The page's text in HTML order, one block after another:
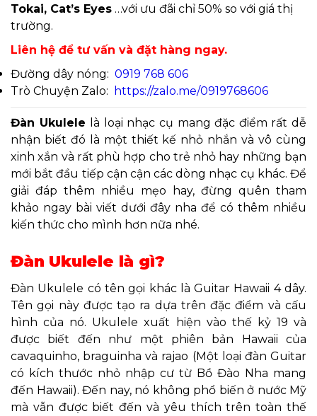
Tokai, Cat’s Eyes …với ưu đãi chỉ 50% so với giá thị
trường.
Liên hệ để tư vấn và đặt hàng ngay.
Đường dây nóng: 0919 768 606
Trò Chuyện Zalo:
https://zalo.me/0919768606
Đàn Ukulele
là loại nhạc cụ mang đặc điểm rất dễ
nhận biết đó là một thiết kế nhỏ nhắn và vô cùng
xinh xắn và rất phù hợp cho trẻ nhỏ hay những bạn
mới bắt đầu tiếp cận cận các dòng nhạc cụ khác. Để
giải đáp thêm nhiều mẹo hay, đừng quên tham
khảo ngay bài viết dưới đây nha để có thêm nhiều
kiến ​​thức cho mình hơn nữa nhé.
Đàn Ukulele là gì?
Đàn Ukulele có tên gọi khác là Guitar Hawaii 4 dây.
Tên gọi này được tạo ra dựa trên đặc điểm và cấu
hình của nó. Ukulele xuất hiện vào thế kỷ 19 và
được biết đến như một phiên bản Hawaii của
cavaquinho, braguinha và rajao (Một loại đàn Guitar
có kích thước nhỏ nhập cư từ Bồ Đào Nha mang
đến Hawaii). Đến nay, nó không phổ biến ở nước Mỹ
mà vẫn được biết đến và yêu thích trên toàn thế